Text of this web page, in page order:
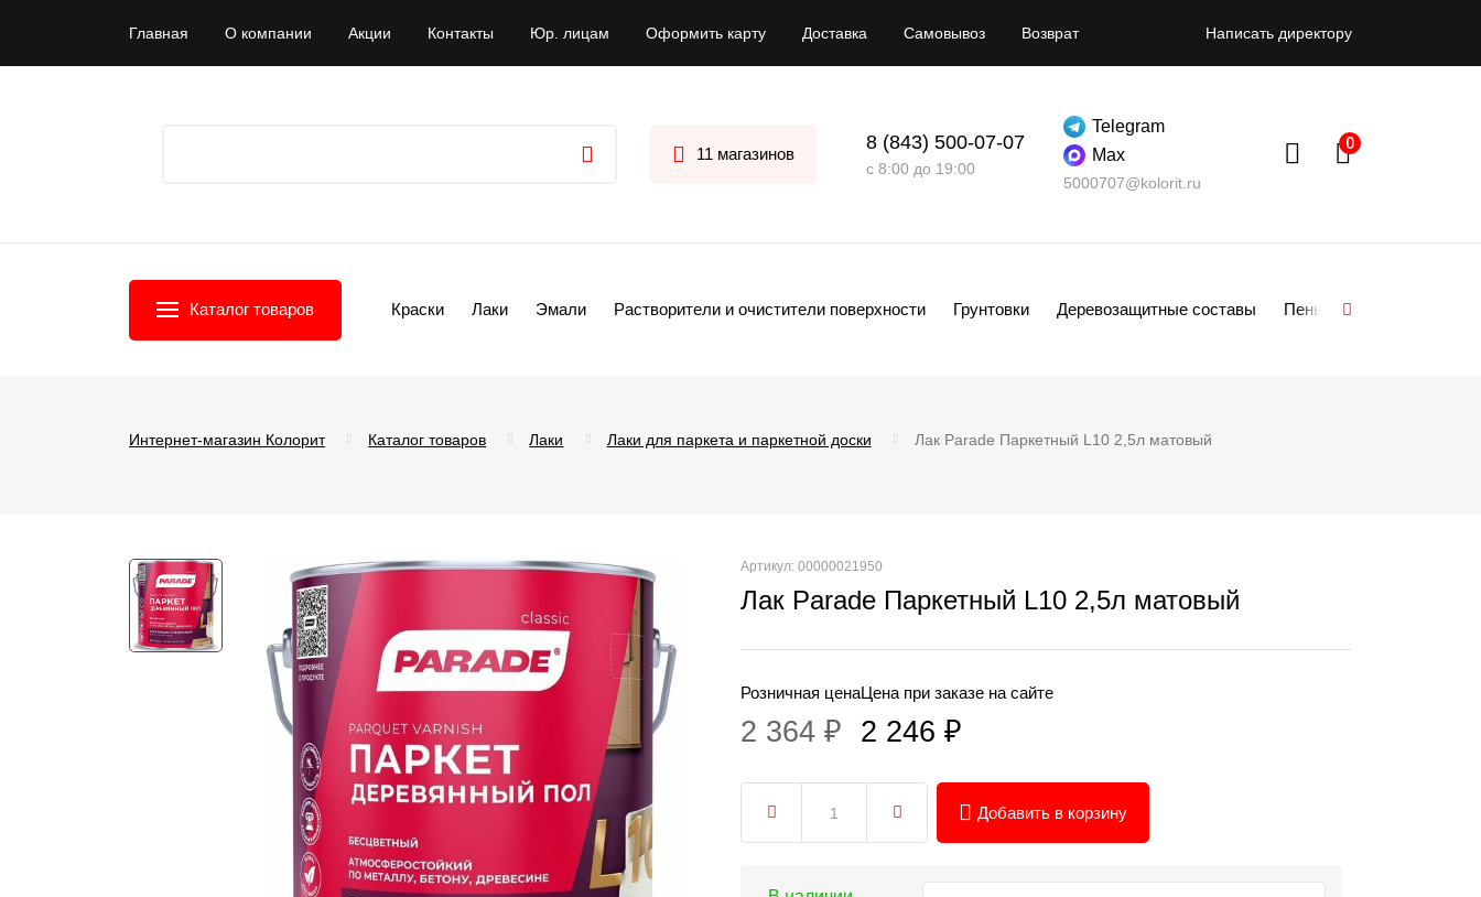
Главная О компании Акции Контакты Юр. лицам Оформить карту Доставка Самовывоз Возврат Написать директору
11 магазинов
8 (843) 500-07-07
с 8:00 до 19:00
Telegram
Max
5000707@kolorit.ru
Каталог товаров Краски Лаки Эмали Растворители и очистители поверхности Грунтовки Деревозащитные составы Пены
Интернет-магазин Колорит Каталог товаров Лаки Лаки для паркета и паркетной доски Лак Parade Паркетный L10 2,5л матовый
Артикул: 00000021950
Лак Parade Паркетный L10 2,5л матовый
Розничная цена
2 364 ₽
Цена при заказе на сайте
2 246 ₽
Добавить в корзину